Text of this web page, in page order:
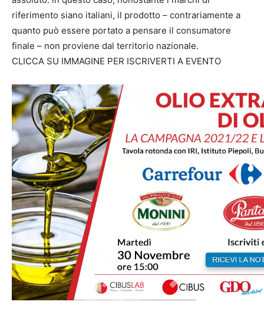
riferimento siano italiani, il prodotto – contrariamente a
quanto può essere portato a pensare il consumatore
finale – non proviene dal territorio nazionale.
CLICCA SU IMMAGINE PER ISCRIVERTI A EVENTO
.